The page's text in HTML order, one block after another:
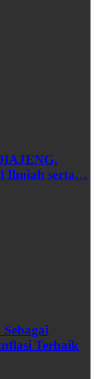
Ilmiah serta…
Terbaik